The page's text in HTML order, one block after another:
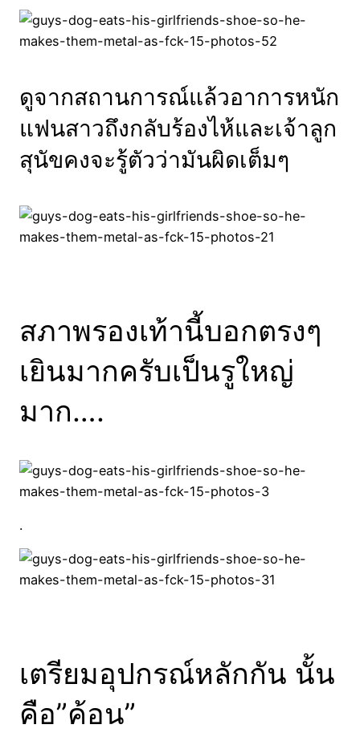
ดูจากสถานการณ์แล้วอาการหนัก
แฟนสาวถึงกลับร้องไห้และเจ้าลูก
สุนัขคงจะรู้ตัวว่ามันผิดเต็มๆ
สภาพรองเท้านี้บอกตรงๆ
เยินมากครับเป็นรูใหญ่
มาก….
.
เตรียมอุปกรณ์หลักกัน นั้น
คือ”ค้อน”